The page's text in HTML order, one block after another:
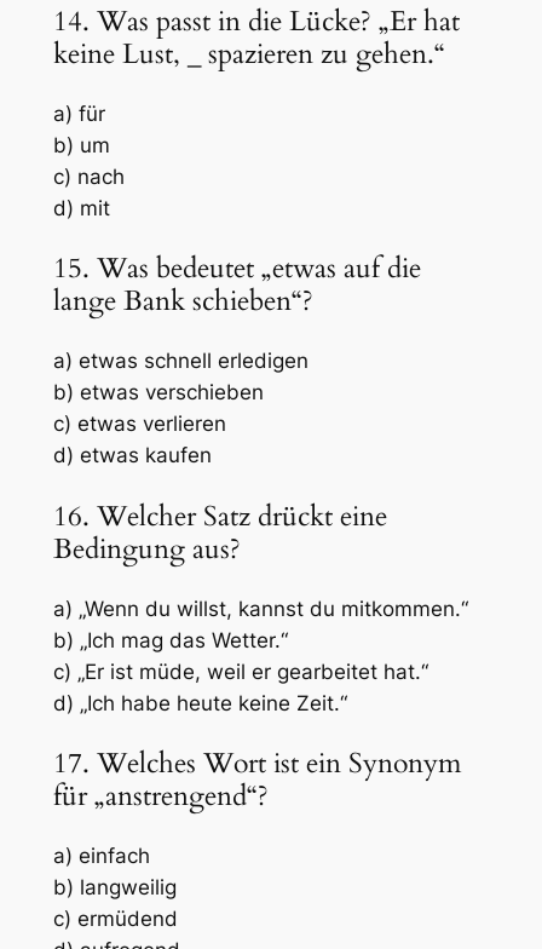
14. Was passt in die Lücke? „Er hat
keine Lust,
spazieren zu gehen.“
a) für
b) um
c) nach
d) mit
15. Was bedeutet „etwas auf die
lange Bank schieben“?
a) etwas schnell erledigen
b) etwas verschieben
c) etwas verlieren
d) etwas kaufen
16. Welcher Satz drückt eine
Bedingung aus?
a) „Wenn du willst, kannst du mitkommen.“
b) „Ich mag das Wetter.“
c) „Er ist müde, weil er gearbeitet hat.“
d) „Ich habe heute keine Zeit.“
17. Welches Wort ist ein Synonym
für „anstrengend“?
a) einfach
b) langweilig
c) ermüdend